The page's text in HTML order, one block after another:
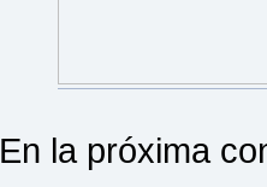
En la próxima